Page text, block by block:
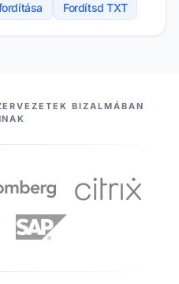
Fordítsd TXT
BIZALMÁBAN